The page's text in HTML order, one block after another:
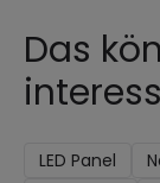
Das
LED Panel